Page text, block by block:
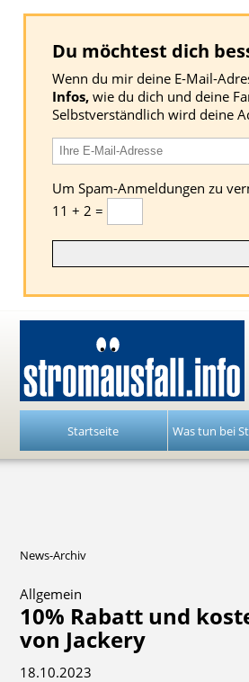
Du möchtest dich
Wenn du mir deine E-Mail-
Infos, wie du dich und deine
Selbstverständlich wird deine
Um Spam-Anmeldungen zu
11 + 2 =
Startseite Was tun bei
News-Archiv
Allgemein
10% Rabatt und
von Jackery
18.10.2023